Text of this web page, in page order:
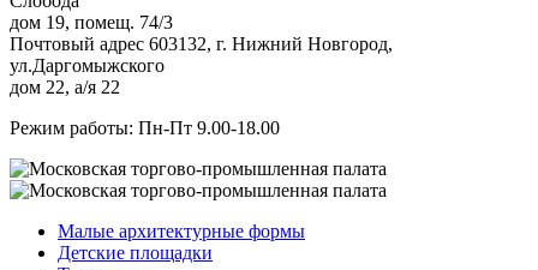
дом 19, помещ. 74/3
Почтовый адрес 603132, г. Нижний Новгород,
ул.Даргомыжского
дом 22, а/я 22
Режим работы: Пн-Пт 9.00-18.00
Малые архитектурные формы
Детские площадки